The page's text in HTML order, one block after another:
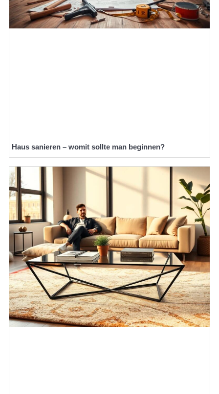
Haus sanieren – womit sollte man beginnen?